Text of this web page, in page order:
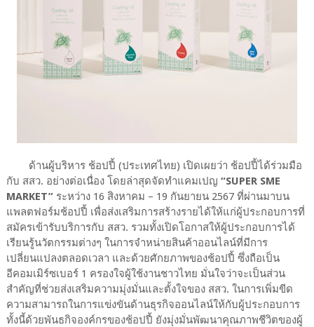
ด้านผู้บริหาร ช้อปปี้ (ประเทศไทย) เปิดเผยว่า ช้อปปี้ได้ร่วมมือ
กับ สสว. อย่างต่อเนื่อง โดยล่าสุดจัดทำแคมเปญ “SUPER SME
MARKET”ระหว่าง 16 สิงหาคม – 19 กันยายน 2567 ที่ผ่านมาบน
แพลตฟอร์มช้อปปี้ เพื่อส่งเสริมการสร้างรายได้ให้แก่ผู้ประกอบการที่
สมัครเข้ารับบริการกับ สสว. รวมทั้งเปิดโอกาสให้ผู้ประกอบการได้
เรียนรู้นวัตกรรมต่างๆ ในการจำหน่ายสินค้าออนไลน์ที่มีการ
เปลี่ยนแปลงตลอดเวลา และด้วยศักยภาพของช้อปปี้ ซึ่งถือเป็น
อีคอมเมิร์ซเบอร์ 1 ครองใจผู้ใช้งานชาวไทย มั่นใจว่าจะเป็นส่วน
สำคัญที่ช่วยส่งเสริมความมุ่งมั่นและตั้งใจของ สสว. ในการเพิ่มขีด
ความสามารถในการแข่งขันด้านธุรกิจออนไลน์ให้กับผู้ประกอบการ
ทั้งนี้ด้วยพันธกิจองค์กรของช้อปปี้ ยังมุ่งมั่นพัฒนาคุณภาพชีวิตของผู้